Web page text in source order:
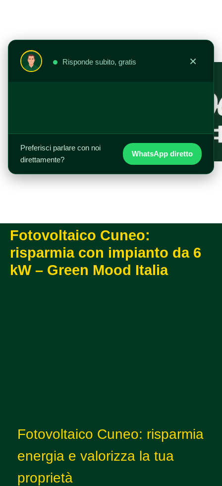
Risponde subito, gratis ×
Preferisci parlare con noi
direttamente?
WhatsApp diretto
Fotovoltaico Cuneo:
risparmia con impianto da 6
kW – Green Mood Italia
Fotovoltaico Cuneo: risparmia
energia e valorizza la tua
proprietà